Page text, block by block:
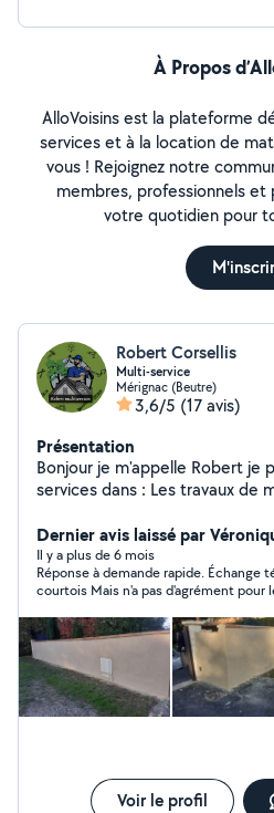
À Propos
AlloVoisins est la plateforme
services et à la location de
vous ! Rejoignez notre
membres, professionnels
votre quotidien pour
Robert Corsellis
Multi-service
Mérignac (Beutre)
3,6/5 (17 avis)
Présentation
Bonjour je m'appelle Robert je
services dans : Les travaux de maçonnerie: Chape
débarra de déchets etc ) Les travaux d'espace vert :
Tonte de pelouse Taille de haie et arbuste Nettoyage
bâtiment extérieur : Toiture Pignon Façade N'hésiter
pas à me contacter en cas de
plaisir de vous rendre service Travaille propre et soigner
Personne sérieux et respectueux d'autrui
et devis gratuit
Dernier avis laissé par
Il y a plus de 6 mois
Réponse à demande rapide. Échange
courtois Mais n'a pas d'agrément
dernier échange.
Voir le profil